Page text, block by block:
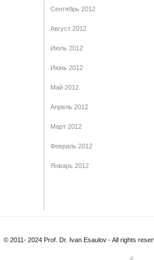
Сентябрь 2012
Август 2012
Июль 2012
Июнь 2012
Май 2012
Апрель 2012
Март 2012
Февраль 2012
Январь 2012
© 2011- 2024 Prof. Dr. Ivan Esaulov - All rights